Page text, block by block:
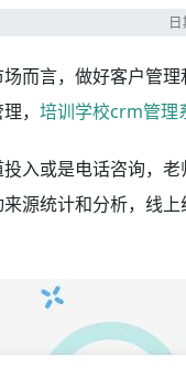
而言，做好客户管
， 培训学校crm管理
入或是电话咨询，
源统计和分析，线